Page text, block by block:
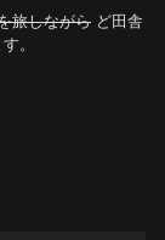
旅しながら ど田舎
。